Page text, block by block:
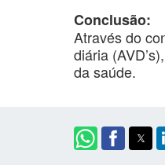
Conclusão:
Através do
diária
da saúde.